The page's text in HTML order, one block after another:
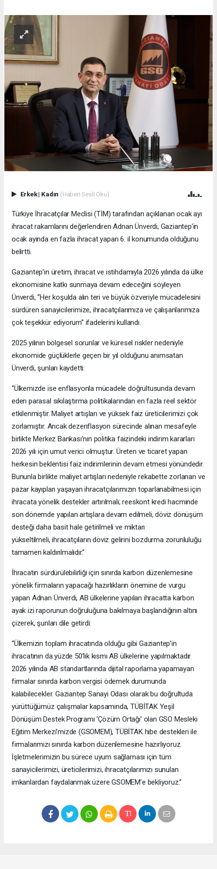
Erkek| Kadın (Haberi Sesli Oku)
Türkiye İhracatçılar Meclisi (TİM) tarafından açıklanan ocak ayı
ihracat rakamlarını değerlendiren Adnan Ünverdi, Gaziantep’in
ocak ayında en fazla ihracat yapan 6. il konumunda olduğunu
belirtti.
Gaziantep’in üretim, ihracat ve istihdamıyla 2026 yılında da ülke
ekonomisine katkı sunmaya devam edeceğini söyleyen
Ünverdi, “Her koşulda alın teri ve büyük özveriyle mücadelesini
sürdüren sanayicilerimize, ihracatçılarımıza ve çalışanlarımıza
çok teşekkür ediyorum” ifadelerini kullandı.
2025 yılının bölgesel sorunlar ve küresel riskler nedeniyle
ekonomide güçlüklerle geçen bir yıl olduğunu anımsatan
Ünverdi, şunları kaydetti:
“Ülkemizde ise enflasyonla mücadele doğrultusunda devam
eden parasal sıkılaştırma politikalarından en fazla reel sektör
etkilenmiştir. Maliyet artışları ve yüksek faiz üreticilerimizi çok
zorlamıştır. Ancak dezenflasyon sürecinde alınan mesafeyle
birlikte Merkez Bankası’nın politika faizindeki indirim kararları
2026 yılı için umut verici olmuştur. Üreten ve ticaret yapan
herkesin beklentisi faiz indirimlerinin devam etmesi yönündedir.
Bununla birlikte maliyet artışları nedeniyle rekabette zorlanan ve
pazar kayıpları yaşayan ihracatçılarımızın toparlanabilmesi için
ihracata yönelik destekler artırılmalı; reeskont kredi hacminde
son dönemde yapılan artışlara devam edilmeli, döviz dönüşüm
desteği daha basit hale getirilmeli ve miktarı
yükseltilmeli, ihracatçıların döviz gelirini bozdurma zorunluluğu
tamamen kaldırılmalıdır.”
İhracatın sürdürülebilirliği için sınırda karbon düzenlemesine
yönelik firmaların yapacağı hazırlıkların önemine de vurgu
yapan Adnan Ünverdi, AB ülkelerine yapılan ihracatta karbon
ayak izi raporunun doğruluğuna bakılmaya başlandığının altını
çizerek, şunları dile getirdi:
“Ülkemizin toplam ihracatında olduğu gibi Gaziantep’in
ihracatının da yüzde 50’lik kısmı AB ülkelerine yapılmaktadır.
2026 yılında AB standartlarında dijital raporlama yapamayan
firmalar sınırda karbon vergisi ödemek durumunda
kalabilecekler. Gaziantep Sanayi Odası olarak bu doğrultuda
yürüttüğümüz çalışmalar kapsamında, TÜBİTAK Yeşil
Dönüşüm Destek Programı ‘Çözüm Ortağı’ olan GSO Mesleki
Eğitim Merkezi’mizde (GSOMEM), TÜBİTAK hibe destekleri ile
firmalarımızı sınırda karbon düzenlemesine hazırlıyoruz.
İşletmelerimizin bu sürece uyum sağlaması için tüm
sanayicilerimizi, üreticilerimizi, ihracatçılarımızı sunulan
imkanlardan faydalanmak üzere GSOMEM’e bekliyoruz.”